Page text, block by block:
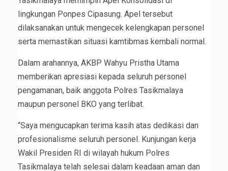
lingkungan Ponpes Cipasung. Apel tersebut
dilaksanakan untuk mengecek kelengkapan personel
serta memastikan situasi kamtibmas kembali normal.
Dalam arahannya, AKBP Wahyu Pristha Utama
memberikan apresiasi kepada seluruh personel
pengamanan, baik anggota Polres Tasikmalaya
maupun personel BKO yang terlibat.
“Saya mengucapkan terima kasih atas dedikasi dan
profesionalisme seluruh personel. Kunjungan kerja
Wakil Presiden RI di wilayah hukum Polres
Tasikmalaya telah selesai dalam keadaan aman dan